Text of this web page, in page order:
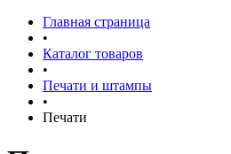
Главная страница
•
Каталог товаров
•
Печати и штампы
•
Печати